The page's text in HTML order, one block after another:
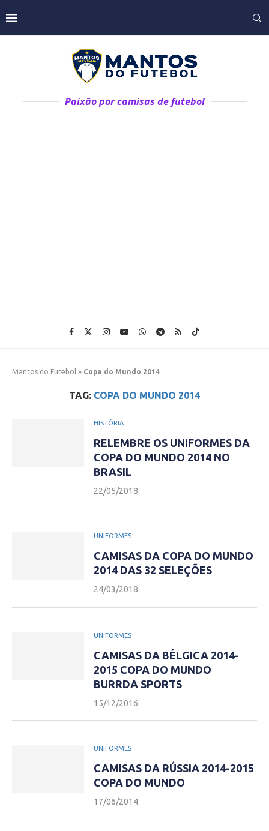
Paixão por camisas de futebol
Mantos do Futebol » Copa do Mundo 2014
TAG: COPA DO MUNDO 2014
HISTÓRIA
RELEMBRE OS UNIFORMES DA
COPA DO MUNDO 2014 NO
BRASIL
22/05/2018
UNIFORMES
CAMISAS DA COPA DO MUNDO
2014 DAS 32 SELEÇÕES
24/03/2018
UNIFORMES
CAMISAS DA BÉLGICA 2014-
2015 COPA DO MUNDO
BURRDA SPORTS
15/12/2016
UNIFORMES
CAMISAS DA RÚSSIA 2014-2015
COPA DO MUNDO
17/06/2014